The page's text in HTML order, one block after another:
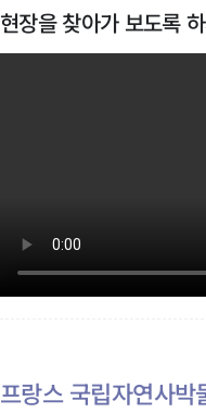
현장을 찾아가 보도록
프랑스 국립자연사